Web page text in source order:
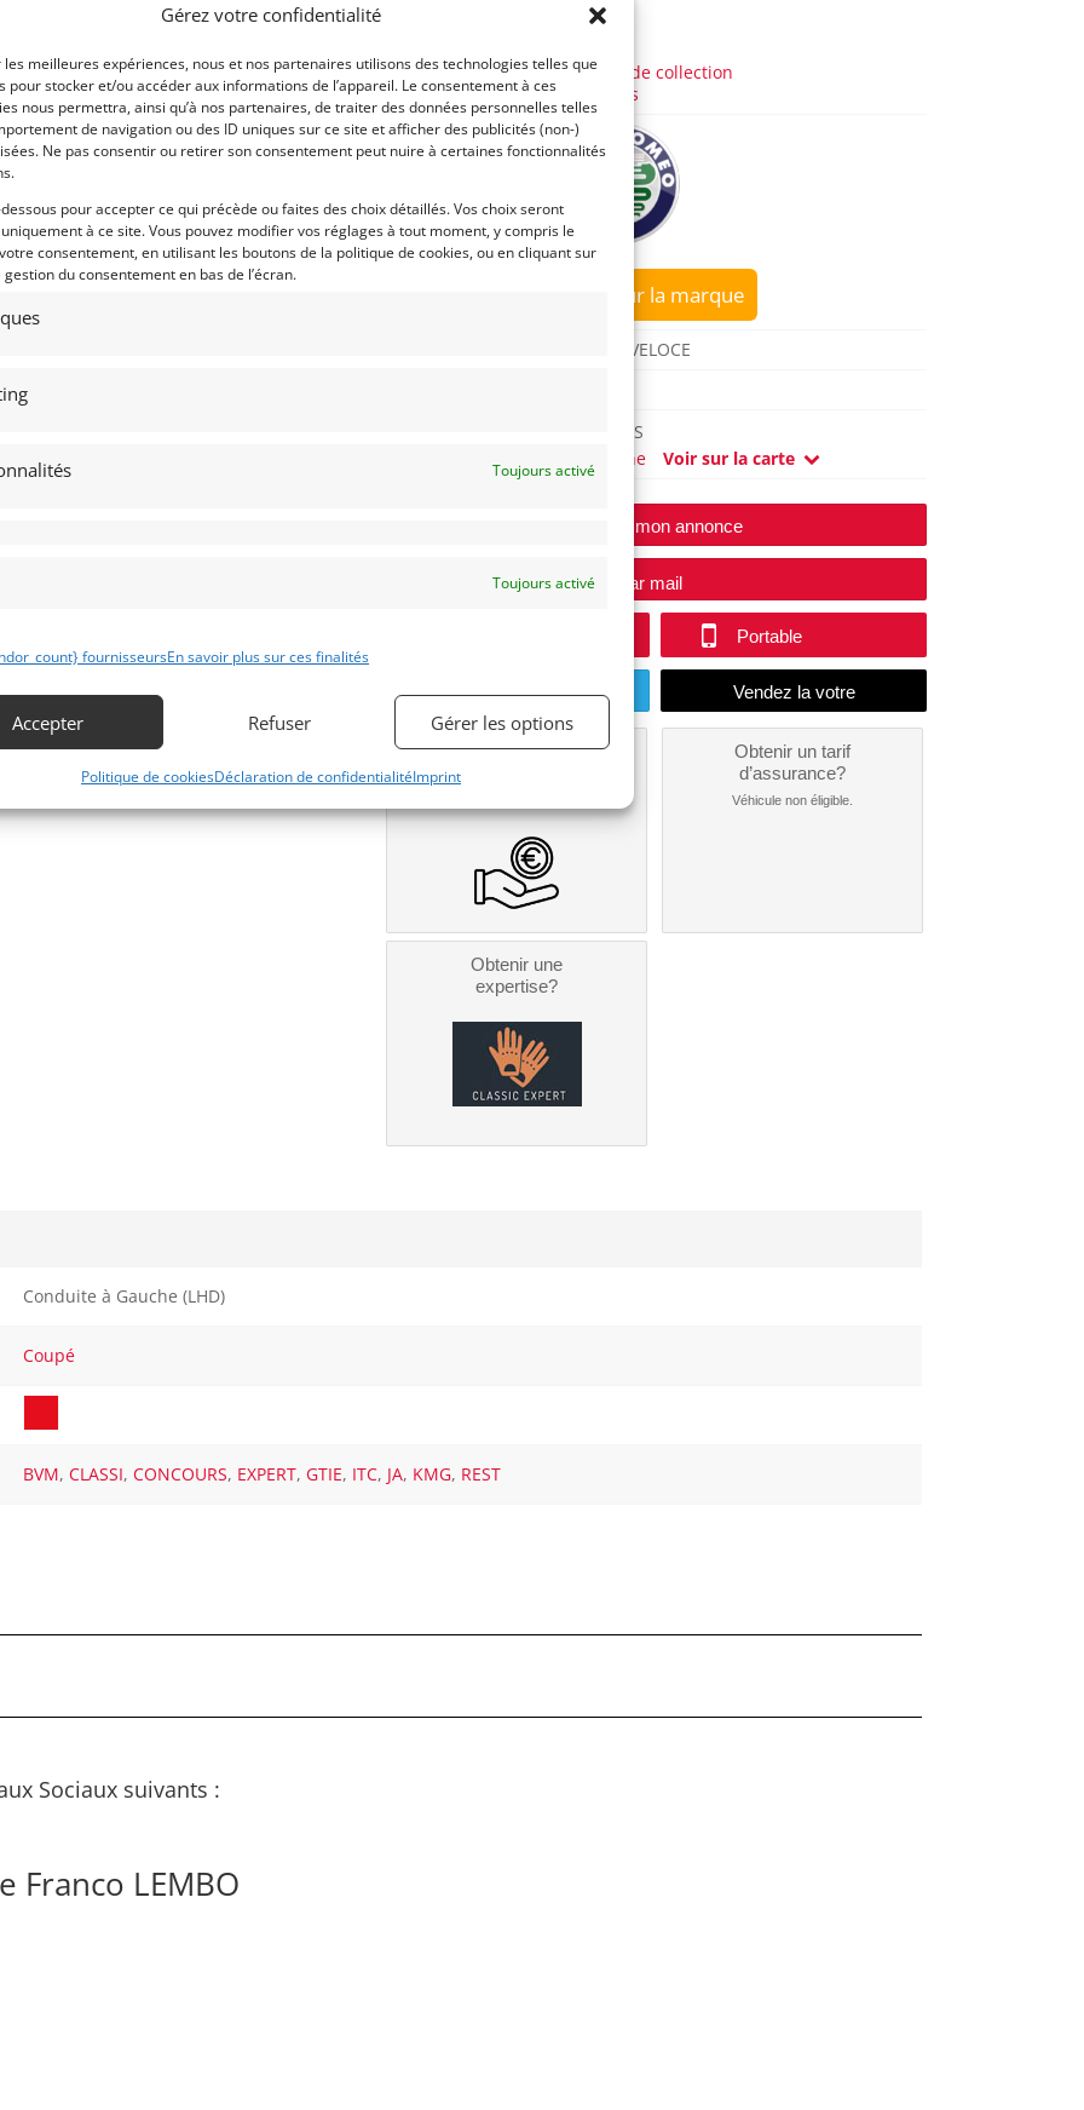
Gérez votre confidentialité
meilleures expériences, nous et nos partenaires utilisons des technologies telles que
pour stocker et/ou accéder aux informations de l’appareil. Le consentement à ces
nous permettra, ainsi qu’à nos partenaires, de traiter des données personnelles telles
de navigation ou des ID uniques sur ce site et afficher des publicités (non-)
Ne pas consentir ou retirer son consentement peut nuire à certaines fonctionnalités
pour accepter ce qui précède ou faites des choix détaillés. Vos choix seront
à ce site. Vous pouvez modifier vos réglages à tout moment, y compris le
consentement, en utilisant les boutons de la politique de cookies, ou en cliquant sur
gestion du consentement en bas de l’écran.
Toujours activé
Toujours activé
fournisseursEn savoir plus sur ces finalités
Accepter Refuser Gérer les options
Politique de cookiesDéclaration de confidentialitéImprint
Voitures de collection
Italiennes
Marque :
sur la marque
1750 GT VELOCE
REIMS
(51) Marne
Voir sur la carte
Modifier mon annonce
Contacter le vendeur par mail
Portable
Signaler vendu
Obtenir un
Obtenir un tarif
d’assurance?
Véhicule non éligible.
Obtenir une
expertise?
Conduite à Gauche (LHD)
Coupé
BVM,CLASSI,CONCOURS, EXPERT, GTIE, ITC, JA, KMG, REST
Sociaux suivants :
Franco LEMBO